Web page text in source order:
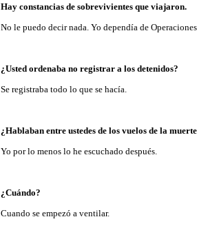
Hay constancias de sobrevivientes que viajaron.
No le puedo decir nada. Yo dependía de
¿Usted ordenaba no registrar a los detenidos?
Se registraba todo lo que se hacía.
¿Hablaban entre ustedes de los vuelos de la
Yo por lo menos lo he escuchado después.
¿Cuándo?
Cuando se empezó a ventilar.